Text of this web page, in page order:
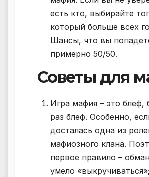
есть кто, выбирайте
который больше всех
Шансы, что вы
примерно 50/50.
Советы для
Игра мафия – это блеф,
раз блеф. Особенно,
досталась одна из
мафиозного клана.
первое правило –
умело «выкручиваться»;